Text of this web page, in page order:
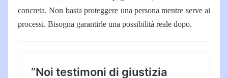
concreta. Non basta proteggere una persona mentre serve ai
processi. Bisogna garantirle una possibilità reale dopo.